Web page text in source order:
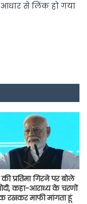
से लिंक हो गया
की प्रतिमा गिरने पर बोले
कहा-आराध्य के चरणों
रखकर माफी मांगता हूं